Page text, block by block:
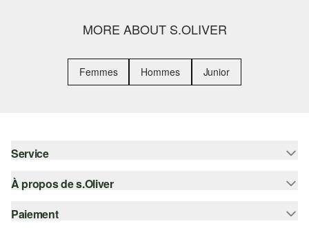
MORE ABOUT S.OLIVER
Femmes Hommes Junior
Service
Aide - FAQ
Guide des tailles
À propos de s.Oliver
S'abonner à la Newsletter
Paiement